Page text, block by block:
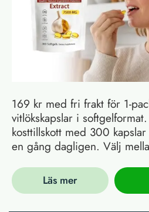
169 kr med fri frakt för 1-
vitlökskapslar i
kosttillskott med 300
en gång dagligen. Välj
Läs mer